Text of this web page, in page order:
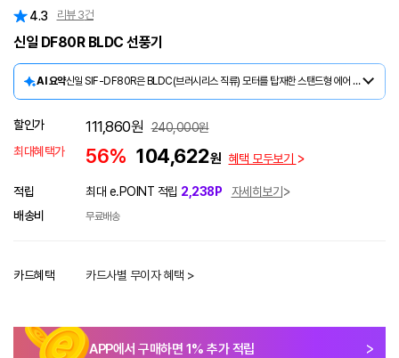
4.3 리뷰 3건
신일 DF80R BLDC 선풍기
AI 요약 신일 SIF-DF80R은 BLDC(브러시리스 직류) 모터를 탑재한 스탠드형 에어 서큘레이터 선풍기입니다. 소비전력 33W의 에너지 효율적인 모터가 부드럽고 일정한 바람을 만들어내어, 장시간 사용 시에도 전기요금 부담이 적습니다. 높이 약 1020mm, 무게 4.3kg의 스탠드형 설계로 거실·침실 어디서나 안정적으로 사용할 수 있으며, 에어컨과 함께 사용하면 실내 공기를 효율적으로 순환시킵니다. KC 인증(HU10945-19003A)을 획득한 제품으로 신일서비스(1577-6667)를 통한 A/S가 지원됩니다.
할인가 111,860원 240,000원
최대혜택가
56% 104,622원 혜택 모두보기
적립 최대 e.POINT 적립 2,238P
자세히보기
배송비
무료배송
카드혜택 카드사별 무이자 혜택 >
APP에서 구매하면 1% 추가 적립